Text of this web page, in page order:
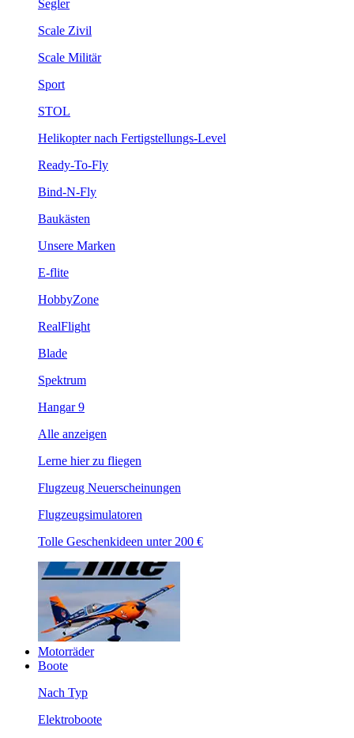
Segler
Scale Zivil
Scale Militär
Sport
STOL
Helikopter nach Fertigstellungs-Level
Ready-To-Fly
Bind-N-Fly
Baukästen
Unsere Marken
E-flite
HobbyZone
RealFlight
Blade
Spektrum
Hangar 9
Alle anzeigen
Lerne hier zu fliegen
Flugzeug Neuerscheinungen
Flugzeugsimulatoren
Tolle Geschenkideen unter 200 €
Motorräder
Boote
Nach Typ
Elektroboote